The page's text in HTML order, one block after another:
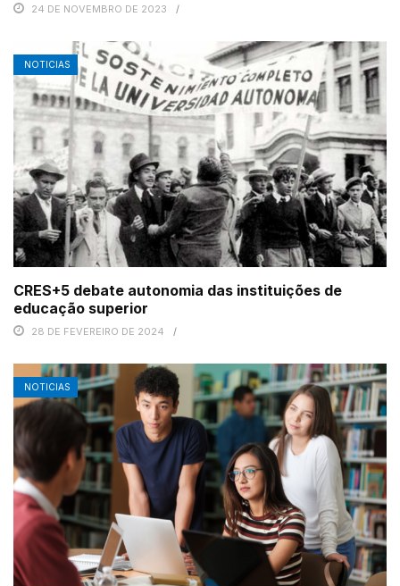
24 DE NOVEMBRO DE 2023
NOTICIAS
CRES+5 debate autonomia das instituições de
educação superior
28 DE FEVEREIRO DE 2024
NOTICIAS